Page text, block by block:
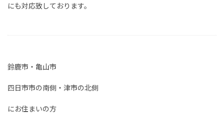
にも対応致しております。
鈴鹿市・亀山市
四日市市の南側・津市の北側
にお住まいの方